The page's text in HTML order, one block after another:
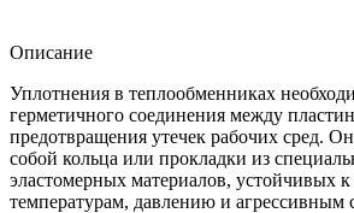
Описание
Уплотнения в теплообменниках
герметичного соединения между
предотвращения утечек рабочих сред.
собой кольца или прокладки из
эластомерных материалов, устойчивых
температурам, давлению и агрессивным